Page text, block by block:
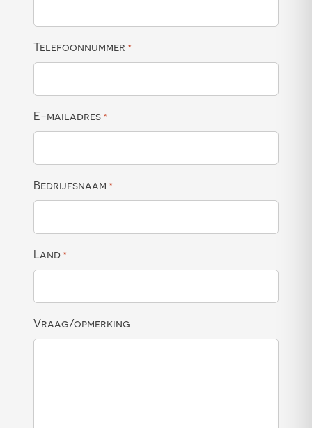
Telefoonnummer *
E-mailadres *
Bedrijfsnaam *
Land *
Vraag/opmerking